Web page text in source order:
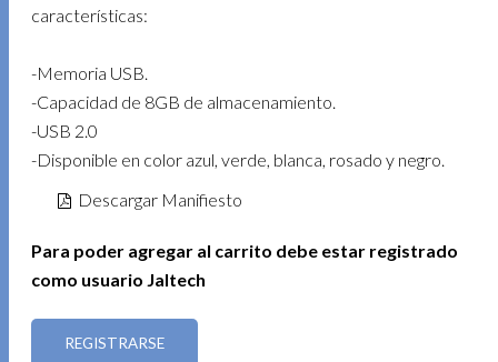
características:
-Memoria USB.
-Capacidad de 8GB de almacenamiento.
-USB 2.0
-Disponible en color azul, verde, blanca, rosado y negro.
Descargar Manifiesto
Para poder agregar al carrito debe estar registrado
como usuario Jaltech
REGISTRARSE